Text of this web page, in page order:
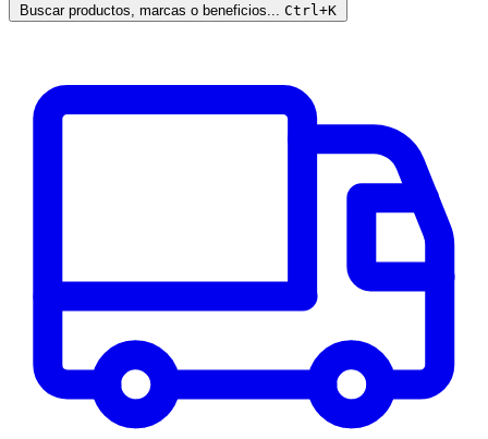
Buscar productos, marcas o beneficios... Ctrl+K